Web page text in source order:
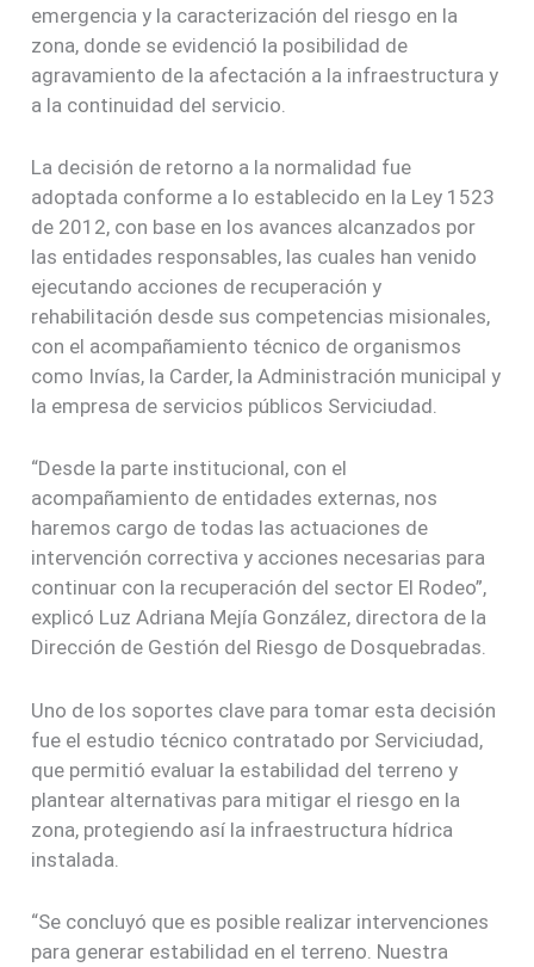
emergencia y la caracterización del riesgo en la
zona, donde se evidenció la posibilidad de
agravamiento de la afectación a la infraestructura y
a la continuidad del servicio.
La decisión de retorno a la normalidad fue
adoptada conforme a lo establecido en la Ley 1523
de 2012, con base en los avances alcanzados por
las entidades responsables, las cuales han venido
ejecutando acciones de recuperación y
rehabilitación desde sus competencias misionales,
con el acompañamiento técnico de organismos
como Invías, la Carder, la Administración municipal y
la empresa de servicios públicos Serviciudad.
“Desde la parte institucional, con el
acompañamiento de entidades externas, nos
haremos cargo de todas las actuaciones de
intervención correctiva y acciones necesarias para
continuar con la recuperación del sector El Rodeo”,
explicó Luz Adriana Mejía González, directora de la
Dirección de Gestión del Riesgo de Dosquebradas.
Uno de los soportes clave para tomar esta decisión
fue el estudio técnico contratado por Serviciudad,
que permitió evaluar la estabilidad del terreno y
plantear alternativas para mitigar el riesgo en la
zona, protegiendo así la infraestructura hídrica
instalada.
“Se concluyó que es posible realizar intervenciones
para generar estabilidad en el terreno. Nuestra